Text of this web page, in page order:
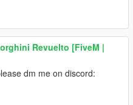
Revuelto [FiveM |
dm me on discord: